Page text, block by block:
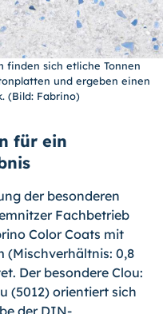
finden sich etliche Tonnen
und ergeben einen
(Bild: Fabrino)
für ein
der besonderen
Fachbetrieb
Color Coats mit
(Mischverhältnis: 0,8
Der besondere Clou:
(5012) orientiert sich